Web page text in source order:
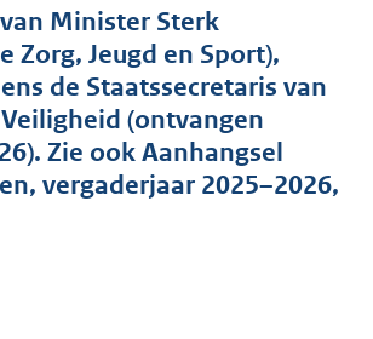
6
b
Minister Sterk
Zorg, Jeugd en Sport),
de Staatssecretaris van
(ontvangen
Zie ook Aanhangsel
vergaderjaar 2025–2026,